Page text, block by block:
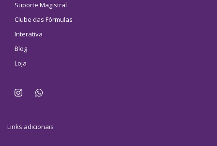
Suporte Magistral
Clube das Fórmulas
Interativa
Blog
Loja
Links adicionais